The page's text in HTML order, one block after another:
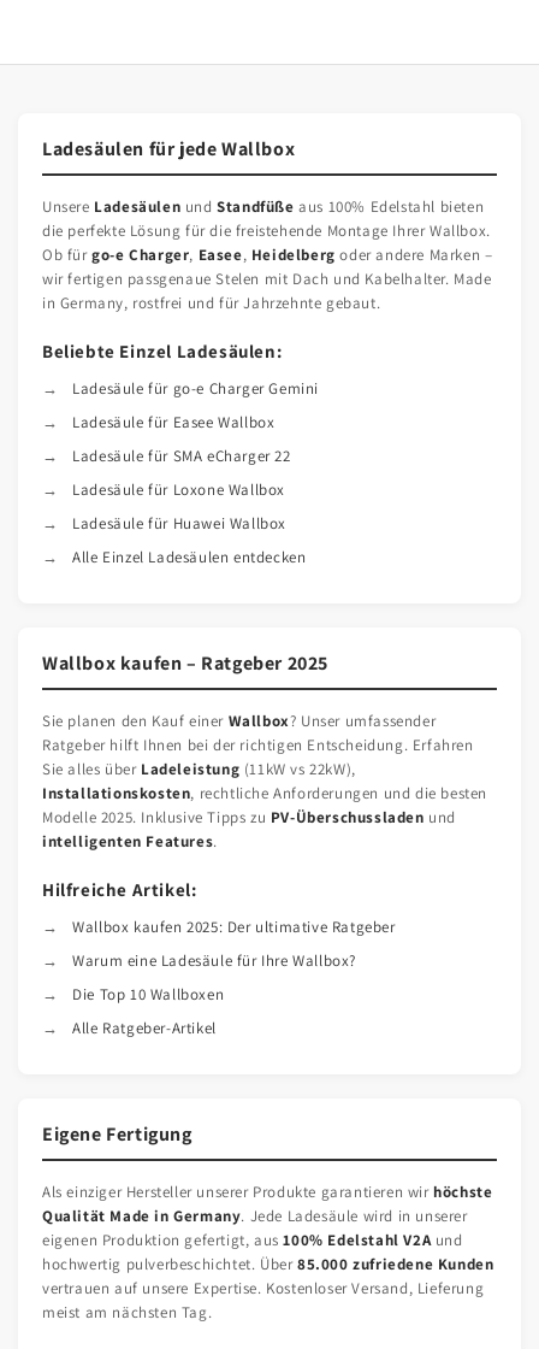
Ladesäulen für jede Wallbox
Unsere Ladesäulen undStandfüße aus 100% Edelstahl bieten
die perfekte Lösung für die freistehende Montage Ihrer Wallbox.
Ob fürgo-e Charger, Easee, Heidelberg oder andere Marken –
wir fertigen passgenaue Stelen mit Dach und Kabelhalter. Made
in Germany, rostfrei und für Jahrzehnte gebaut.
Beliebte Einzel Ladesäulen:
Ladesäule für go-e Charger Gemini
Ladesäule für Easee Wallbox
Ladesäule für SMA eCharger 22
Ladesäule für Loxone Wallbox
Ladesäule für Huawei Wallbox
Alle Einzel Ladesäulen entdecken
Wallbox kaufen – Ratgeber 2025
Sie planen den Kauf einer Wallbox? Unser umfassender
Ratgeber hilft Ihnen bei der richtigen Entscheidung. Erfahren
Sie alles über Ladeleistung (11kW vs 22kW),
Installationskosten, rechtliche Anforderungen und die besten
Modelle 2025. Inklusive Tipps zu PV-Überschussladen und
intelligenten Features.
Hilfreiche Artikel:
Wallbox kaufen 2025: Der ultimative Ratgeber
Warum eine Ladesäule für Ihre Wallbox?
Die Top 10 Wallboxen
Alle Ratgeber-Artikel
Eigene Fertigung
Als einziger Hersteller unserer Produkte garantieren wirhöchste
Qualität Made in Germany. Jede Ladesäule wird in unserer
eigenen Produktion gefertigt, aus100% Edelstahl V2Aund
hochwertig pulverbeschichtet. Über85.000 zufriedene Kunden
vertrauen auf unsere Expertise. Kostenloser Versand, Lieferung
meist am nächsten Tag.